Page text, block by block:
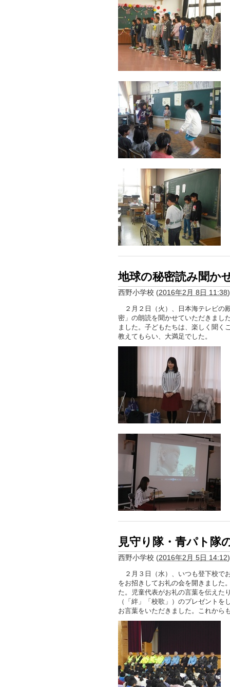
地球の秘密読み聞か
西野小学校 (2016年2月 8日 11:38)
２月２日（火）、日本海テレビの
密」の朗読を聞かせていただきまし
ました。子どもたちは、楽しく聞く
教えてもらい、大満足でした。
見守り隊・青パト隊
西野小学校 (2016年2月 5日 14:12)
２月３日（水）、いつも登下校で
をお招きしてお礼の会を開きました
た。児童代表がお礼の言葉を伝えた
（「絆」「校歌」）のプレゼント
お言葉をいただきました。これから